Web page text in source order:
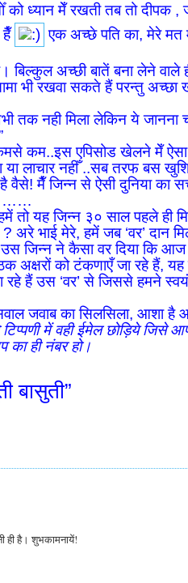
को ध्यान मेँ रखती तब तो
हैँ
एक अच्छे पति का, मेरे
बिल्कुल अच्छी बातें बना लेने वाले
भी रखवा सकते हैं परन्तु अच्छा
तक नही मिला लेकिन ये
कम..इस एपिसोड खेलने मेँ
या लाचार नहीँ ..सब तरफ बस
मैँ जिन्न से ऐसी दुनिया का सच
तो यह जिन्न ३० साल पहले ही
भाई मेरे, हमें जब ‘वर’ दान
जिन्न ने कैसा वर दिया कि आज
अक्षरों को टंकणाएँ जा रहे हैं,
रहे हैं उस ‘वर’ से जिससे हमने
जवाब का सिलसिला, आशा है
में वही ईमेल छोड़िये
का ही नंबर हो।
बासुती”
ही है। शुभकामनायें!